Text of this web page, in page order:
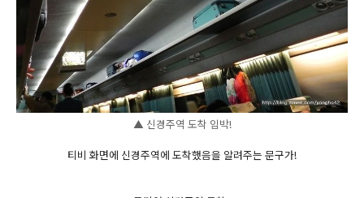
▲ 신경주역 도착 임박!
티비 화면에 신경주역에 도착했음을 알려주는 문구가!